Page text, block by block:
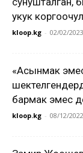
укук
kloop.kg - 02/02/2023
«Асынмак
бармак эмес
kloop.kg - 08/12/2022